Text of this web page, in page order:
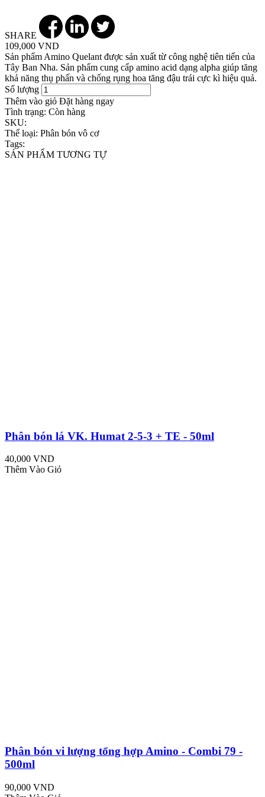
SHARE
109,000 VND
Sản phẩm Amino Quelant được sản xuất từ công nghệ tiên tiến của
Tây Ban Nha. Sản phẩm cung cấp amino acid dạng alpha giúp tăng
khả năng thụ phấn và chống rụng hoa tăng đậu trái cực kì hiệu quả.
Số lượng
Thêm vào giỏ Đặt hàng ngay
Tình trạng: Còn hàng
SKU:
Thể loại: Phân bón vô cơ
Tags:
SẢN PHẨM TƯƠNG TỰ
Phân bón lá VK. Humat 2-5-3 + TE - 50ml
40,000 VND
Thêm Vào Giỏ
Phân bón vi lượng tổng hợp Amino - Combi 79 -
500ml
90,000 VND